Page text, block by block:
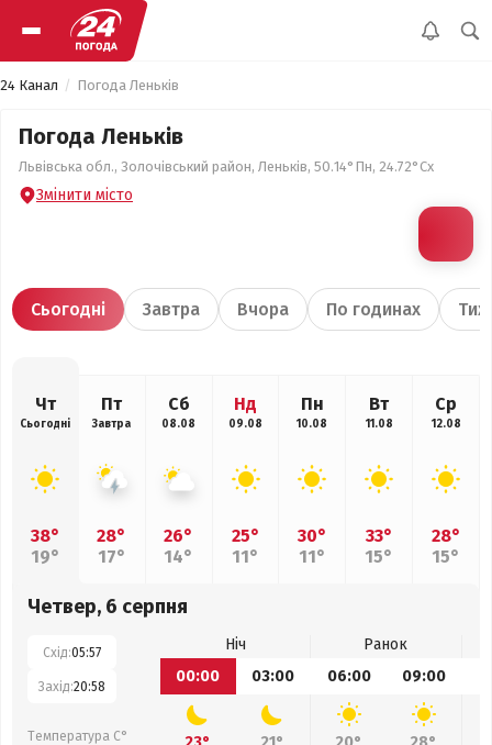
24 Канал Погода Леньків
Погода Леньків
Львівська обл., Золочівський район, Леньків, 50.14°Пн, 24.72°Сх
Змінити місто
Сьогодні Завтра Вчора По годинах
Чт
Сьогодні
38°
19°
Пт
Завтра
28°
17°
Сб
08.08
26°
14°
Нд
09.08
25°
11°
Пн
10.08
30°
11°
Вт
11.08
33°
15°
Ср
12.08
28°
15°
Четвер, 6 серпня
Схід:05:57
Захід:20:58
Температура С°
Ніч
Ранок
00:00
03:00 06:00 09:00